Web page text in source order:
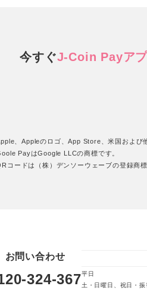
今すぐJ-Coin Payアプ
、Appleのロゴ、App Store、米国および
PayはGoogle LLCの商標です。
コードは（株）デンソーウェーブの登録商標
お問い合わせ
324-367平日
土・日曜日、祝日・振